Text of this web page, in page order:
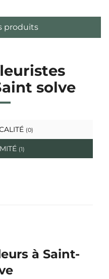
produits
solve
(0)
(1)
à Saint-